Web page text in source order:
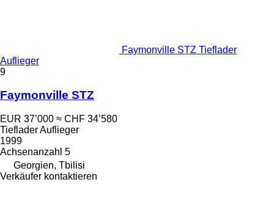
Faymonville STZ Tieflader
Auflieger
9
Faymonville STZ
EUR 37’000 ≈ CHF 34’580
Tieflader Auflieger
1999
Achsenanzahl 5
Georgien, Tbilisi
Verkäufer kontaktieren